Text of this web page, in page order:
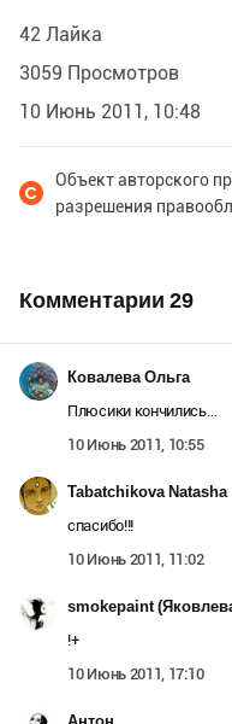
42 Лайка
3059 Просмотров
10 Июнь 2011, 10:48
Объект авторского
разрешения
Комментарии 29
Ковалева Ольга
Плюсики кончились…
10 Июнь 2011, 10:55
Tabatchikova Natasha
спасибо!!!
10 Июнь 2011, 11:02
smokepaint
!+
10 Июнь 2011, 17:10